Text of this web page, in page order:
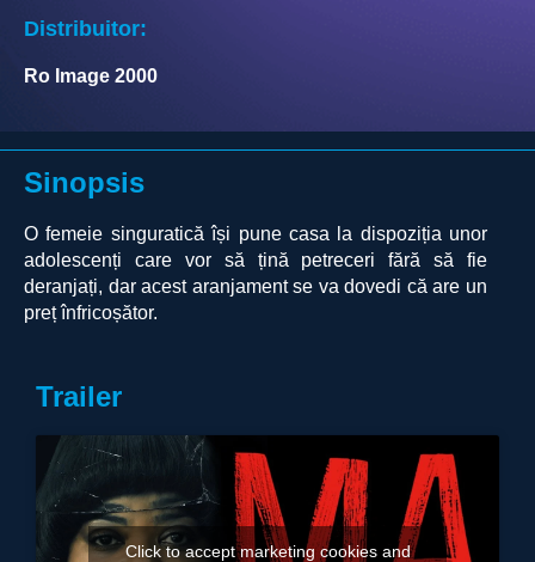
Distribuitor:
Ro Image 2000
Sinopsis
O femeie singuratică își pune casa la dispoziția unor
adolescenți care vor să țină petreceri fără să fie
deranjați, dar acest aranjament se va dovedi că are un
preț înfricoșător.
Trailer
Click to accept marketing cookies and